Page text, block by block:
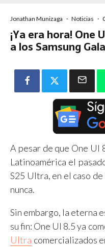
Jonathan Munizaga · Noticias ·
¡Ya era hora! One
a los Samsung
A pesar de que One UI
Latinoamérica el
S25 Ultra, en el caso
nunca.
Sin embargo, la eterna
su fin: One UI 8.5 ya
Ultra comercializados